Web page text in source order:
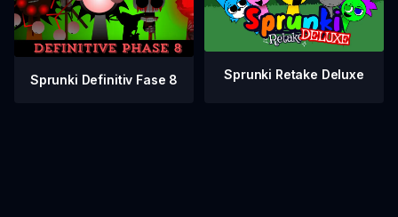
Sprunki Definitiv Fase 8 Sprunki Retake Deluxe